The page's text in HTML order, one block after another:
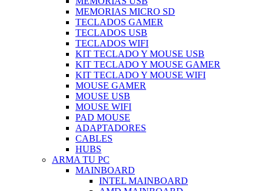
MEMORIAS MICRO SD
TECLADOS GAMER
TECLADOS USB
TECLADOS WIFI
KIT TECLADO Y MOUSE USB
KIT TECLADO Y MOUSE GAMER
KIT TECLADO Y MOUSE WIFI
MOUSE GAMER
MOUSE USB
MOUSE WIFI
PAD MOUSE
ADAPTADORES
CABLES
HUBS
ARMA TU PC
MAINBOARD
INTEL MAINBOARD